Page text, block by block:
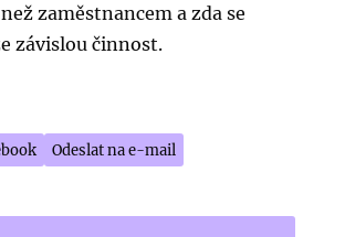
zaměstnancem a zda se
závislou činnost.
Odeslat na e-mail